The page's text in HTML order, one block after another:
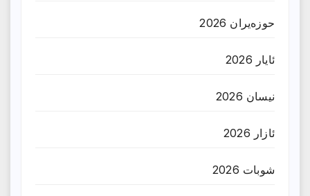
حوزه‌یران 2026
ئایار 2026
نیسان 2026
ئازار 2026
شوبات 2026